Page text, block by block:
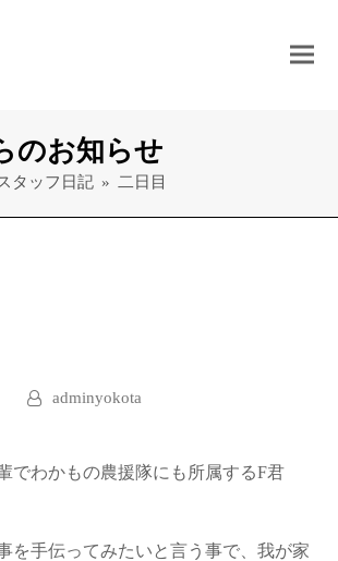
のお知らせ
タッフ日記 » 二日目
adminyokota
でわかもの農援隊にも所属するF君
を手伝ってみたいと言う事で、我が家